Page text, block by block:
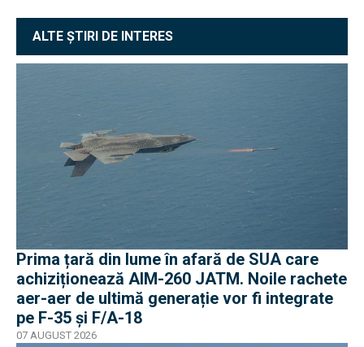
ALTE ȘTIRI DE INTERES
Prima țară din lume în afară de SUA care
achiziționează AIM-260 JATM. Noile rachete
aer-aer de ultimă generație vor fi integrate
pe F-35 și F/A-18
07 AUGUST 2026